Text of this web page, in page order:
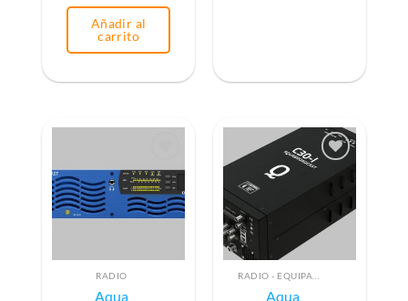
Añadir al
carrito
RADIO
Aqua
Aqua